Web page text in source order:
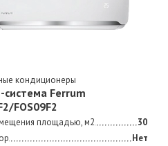
кондиционеры
система Ferrum
FOS09F2
площадью, м2
30
Нет